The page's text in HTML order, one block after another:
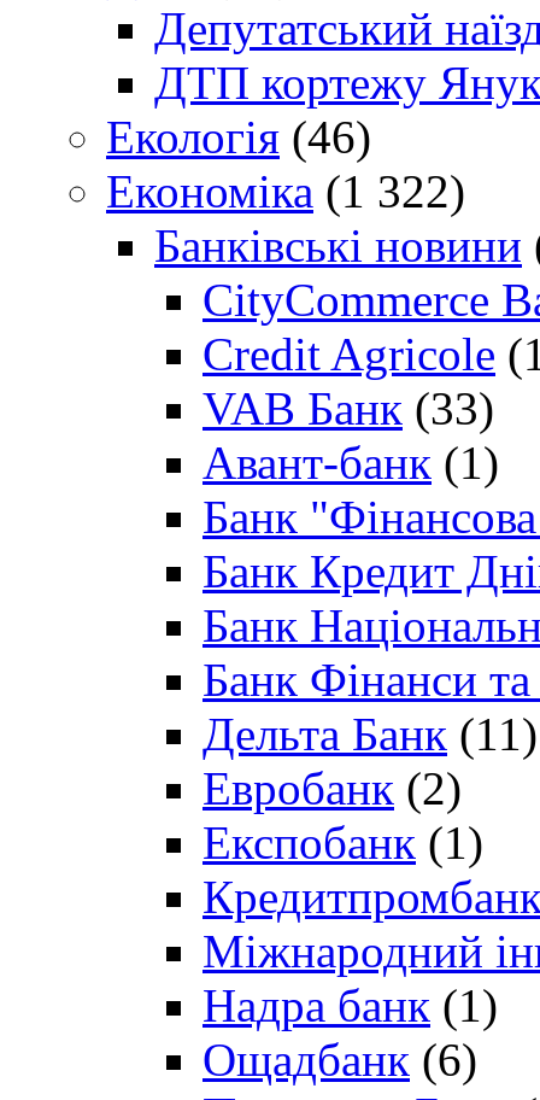
Депутатський
ДТП кортежу
Екологія (46)
Економіка (1 322)
Банківські новини
CityCommerce
Credit Agricole
VAB Банк (33)
Авант-банк (1)
Банк "Фінансова
Банк Кредит
Банк
Банк Фінанси
Дельта Банк (11)
Евробанк (2)
Експобанк (1)
Міжнародний
Надра банк (1)
Ощадбанк (6)